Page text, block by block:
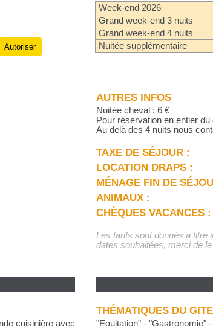
Autoriser
Week-end 2026
Grand week-end 3 nuits
Grand week-end 4 nuits
Nuitée supplémentaire
AUTRES INFOS
Nuitée cheval : 6 €
Pour réservation en entier
Au delà des 4 nuits nous
TAXE DE SÉJOUR :
LOCATION DRAPS :
MÉNAGE FIN DE
ANIMAUX :
CHÈQUES VACANCES :
Les tarifs sont donnés à titre
dates souhaitées, merci de
cuisinière avec
THÉMATIQUES DU GITE
"Equitation" -"Gastronomie"